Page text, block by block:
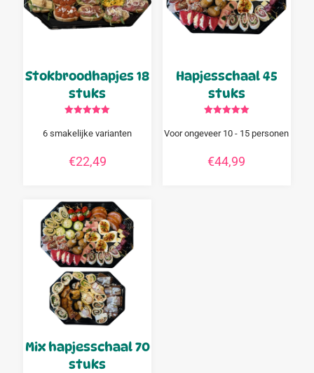
Stokbroodhapjes 18
stuks
5.00
uit 5
6 smakelijke varianten
€22,49
Hapjesschaal 45
stuks
5.00
uit 5
Voor ongeveer 10 - 15 personen
€44,99
Mix hapjesschaal 70
stuks